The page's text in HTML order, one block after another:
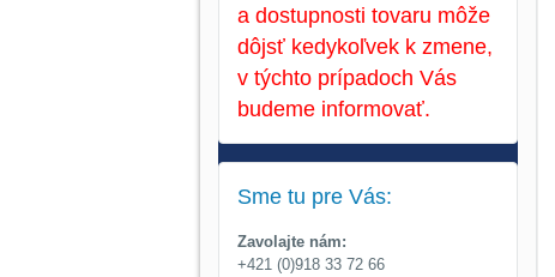
a dostupnosti tovaru môže
dôjsť kedykoľvek k zmene,
v týchto prípadoch Vás
budeme informovať.
Sme tu pre Vás:
Zavolajte nám:
+421 (0)918 33 72 66